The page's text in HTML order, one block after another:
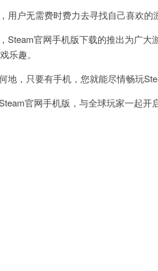
户无需费时费力去寻找自己喜欢的
官网手机版下载的推出为广大
乐趣。
，只要有手机，您就能尽情畅玩
官网手机版，与全球玩家一起开